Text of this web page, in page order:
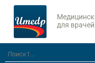
для врачей